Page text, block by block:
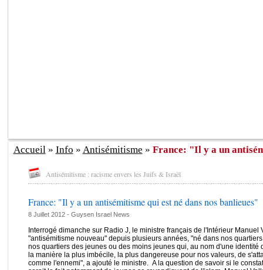
Accueil» Info » Antisémitisme » France: "Il y a un
Antisémitisme : racisme envers les Juifs & Israël
France: "Il y a un antisémitisme qui est né dans nos banlieues"
8 Juillet 2012 - Guysen Israel News
Interrogé dimanche sur Radio J, le ministre français de l'Intérieur Manuel
"antisémitisme nouveau" depuis plusieurs années, "né dans nos
nos quartiers des jeunes ou des moins jeunes qui, au nom d'une identité
la manière la plus imbécile, la plus dangereuse pour nos valeurs, de
comme l'ennemi", a ajouté le ministre. A la question de savoir si le